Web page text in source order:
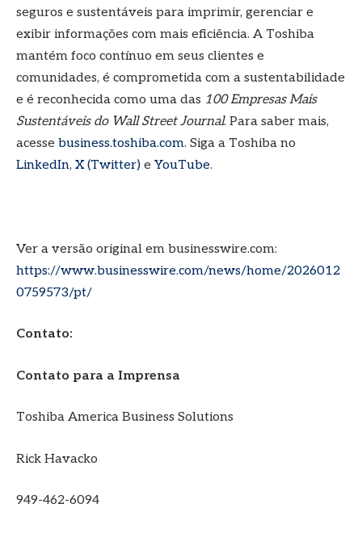
seguros e sustentáveis para imprimir, gerenciar e
exibir informações com mais eficiência. A Toshiba
mantém foco contínuo em seus clientes e
comunidades, é comprometida com a sustentabilidade
e é reconhecida como uma das 100 Empresas Mais
Sustentáveis do Wall Street Journal. Para saber mais,
acesse business.toshiba.com. Siga a Toshiba no
LinkedIn, X (Twitter) e YouTube.
Ver a versão original em businesswire.com:
https://www.businesswire.com/news/home/2026012
0759573/pt/
Contato:
Contato para a Imprensa
Toshiba America Business Solutions
Rick Havacko
949-462-6094